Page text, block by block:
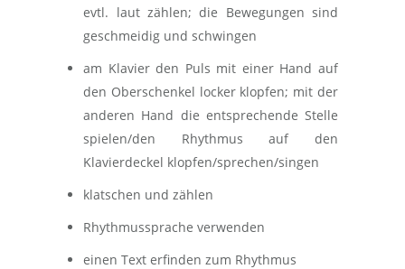
evtl. laut zählen; die Bewegungen sind
geschmeidig und schwingen
am Klavier den Puls mit einer Hand auf
den Oberschenkel locker klopfen; mit der
anderen Hand die entsprechende Stelle
spielen/den Rhythmus auf den
Klavierdeckel klopfen/sprechen/singen
klatschen und zählen
Rhythmussprache verwenden
einen Text erfinden zum Rhythmus